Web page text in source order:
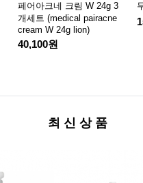
페어아크네 크림 W 24g 3
개세트 (medical pairacne
cream W 24g lion)
40,100원
최 신 상 품